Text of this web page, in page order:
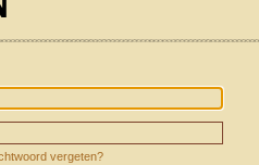
vergeten?